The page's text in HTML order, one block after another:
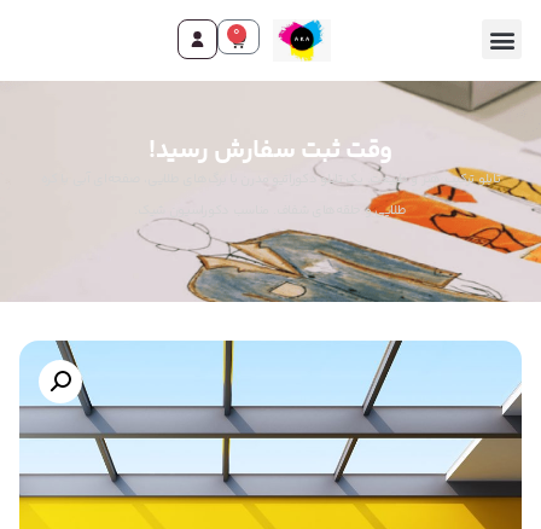
0
وقت ثبت سفارش رسید!
تابلو ترکیب هنر و طبیعت. یک تابلو دکوراتیو مدرن با برگ‌های طلایی، صفحه‌ای آبی با کره
طلایی و حلقه‌های شفاف. مناسب دکوراسیون شیک.